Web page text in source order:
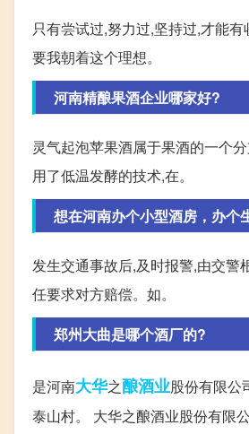
只有尝试过,努力过,坚持过,才能
要我朝着这个理想。
河南精酿果酒企业哪家好?
灵气起泡苹果酒属于果酒的一个
用了低温发酵的技术,在。
想在河南办个小型酒房，办个
发生交通事故后,及时报警,由交
任要求对方赔偿。如。
郑州大曲是哪个酒厂的?
是河南大华之酿酒业股份有限公
泰山村。 大华之酿酒业股份有限公